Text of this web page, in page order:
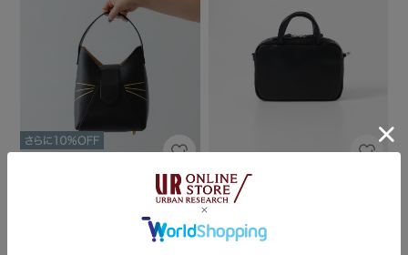
『別注』Hashibami×RODESKO
フェズネコヒゲハンドルバッグ
DOORS
TIDEWAY ICY 2WAY BOSTON
￥17,600
￥12,32030%OFF